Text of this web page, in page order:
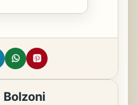
Bolzoni